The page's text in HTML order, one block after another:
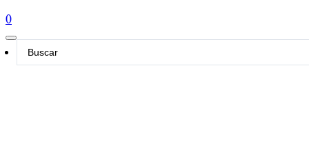
0
Search